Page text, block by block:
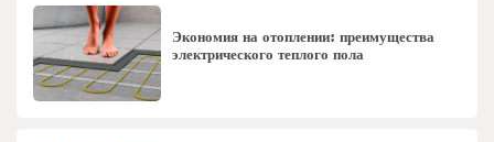
Экономия на отоплении: преимущества
электрического теплого пола